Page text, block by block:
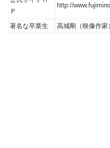
Ｐ
http://
著名な卒業生 高城剛（映像作家